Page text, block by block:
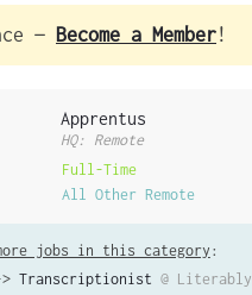
— Become a Member!
Apprentus
HQ: Remote
Full-Time
All Other Remote
jobs in this category :
Transcriptionist @ Literably